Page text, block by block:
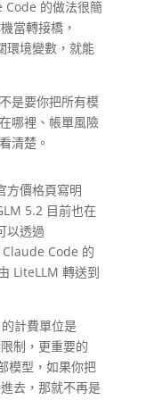
的做法很簡
當轉接橋，
境變數，就能
是要你把所有模
哪裡、帳單風險
清楚。
方價格頁寫明
5.2 目前也在
以透過
Code 的
LiteLLM 轉送到
計費單位是
制，更重要的
模型，如果你把
去，那就不再是